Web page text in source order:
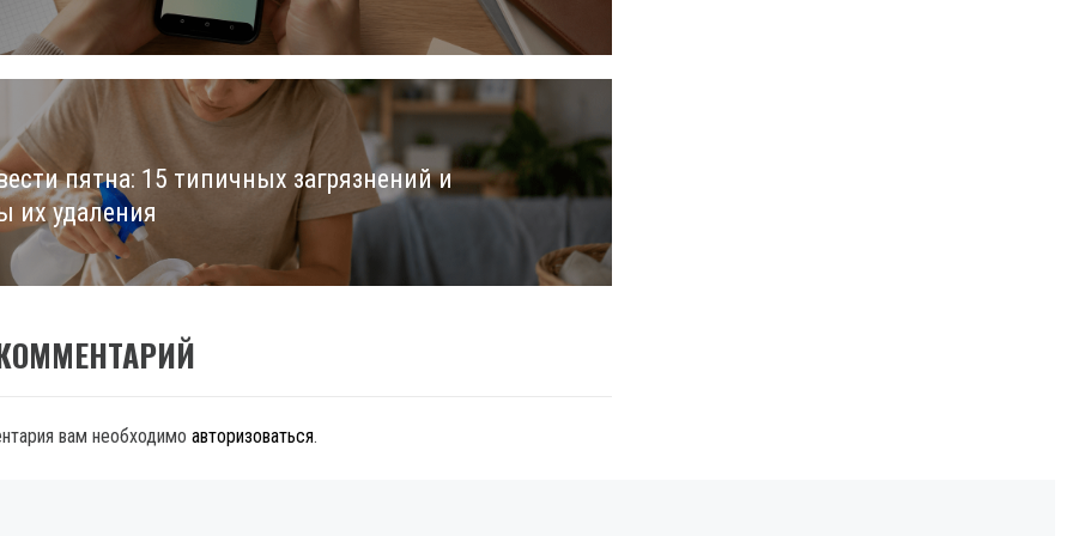
пятна: 15 типичных загрязнений и
их удаления
вам необходимо авторизоваться.